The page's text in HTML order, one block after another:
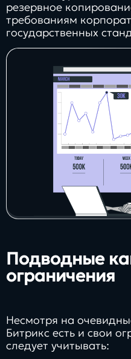
резервное
требованиям
государственных
Подводные
ограничения
Несмотря на
Битрикс есть и свои
следует учитывать: